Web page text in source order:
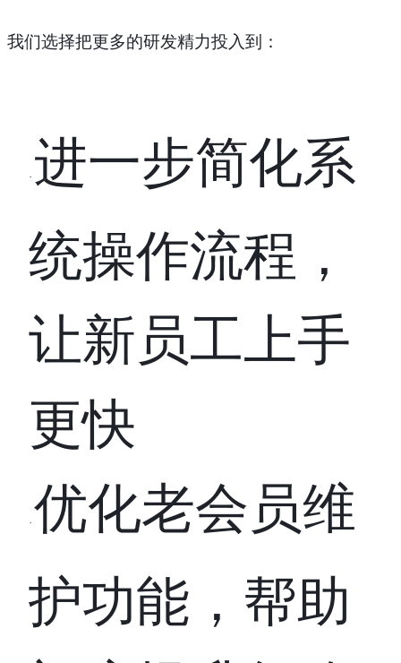
我们选择把更多的研发精力投入到：
· 进一步简化系
统操作流程，
让新员工上手
更快
· 优化老会员维
护功能，帮助